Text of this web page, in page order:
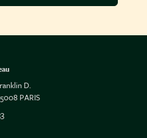
D.
PARIS